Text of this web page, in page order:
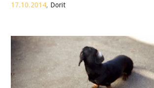
17.10.2014, Dorit